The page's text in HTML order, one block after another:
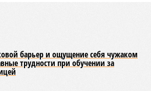
комплекса в эксплуатацию –
станций метро южнее, на Люблинской
прямо противоположная.
Недвижимость
Л»: та же группа компаний-
та же